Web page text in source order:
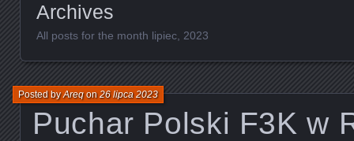
Archives
All posts for the month lipiec, 2023
Puchar Polski F3K w
Posted byAreqon26 lipca 2023